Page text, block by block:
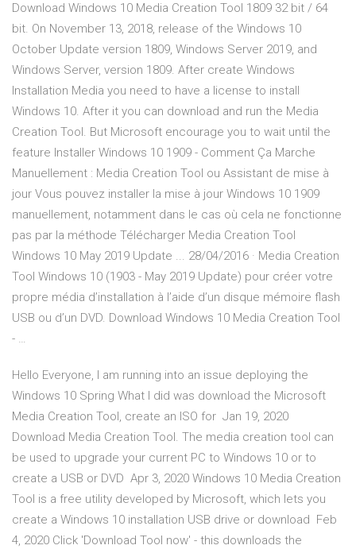
Download Windows 10 Media Creation Tool 1809 32 bit / 64
bit. On November 13, 2018, release of the Windows 10
October Update version 1809, Windows Server 2019, and
Windows Server, version 1809. After create Windows
Installation Media you need to have a license to install
Windows 10. After it you can download and run the Media
Creation Tool. But Microsoft encourage you to wait until the
feature Installer Windows 10 1909 - Comment Ça Marche
Manuellement : Media Creation Tool ou Assistant de mise à
jour Vous pouvez installer la mise à jour Windows 10 1909
manuellement, notamment dans le cas où cela ne fonctionne
pas par la méthode Télécharger Media Creation Tool
Windows 10 May 2019 Update ... 28/04/2016 · Media Creation
Tool Windows 10 (1903 - May 2019 Update) pour créer votre
propre média d’installation à l’aide d’un disque mémoire flash
USB ou d’un DVD. Download Windows 10 Media Creation Tool
- …
Hello Everyone, I am running into an issue deploying the
Windows 10 Spring What I did was download the Microsoft
Media Creation Tool, create an ISO for Jan 19, 2020
Download Media Creation Tool. The media creation tool can
be used to upgrade your current PC to Windows 10 or to
create a USB or DVD Apr 3, 2020 Windows 10 Media Creation
Tool is a free utility developed by Microsoft, which lets you
create a Windows 10 installation USB drive or download Feb
4, 2020 Click 'Download Tool now' - this downloads the